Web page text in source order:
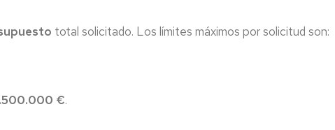
total solicitado. Los límites máximos por solicitud son:
€.